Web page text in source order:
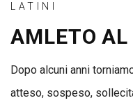
LATINI
AMLETO AL
Dopo alcuni anni
atteso, sospeso,